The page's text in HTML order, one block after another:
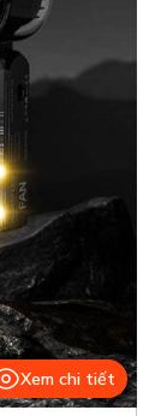
Xem chi tiết